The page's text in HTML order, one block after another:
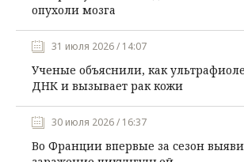
опухоли мозга
31 июля 2026 / 14:07
Ученые объяснили, как
ДНК и вызывает рак кожи
30 июля 2026 / 16:37
Во Франции впервые за сезон